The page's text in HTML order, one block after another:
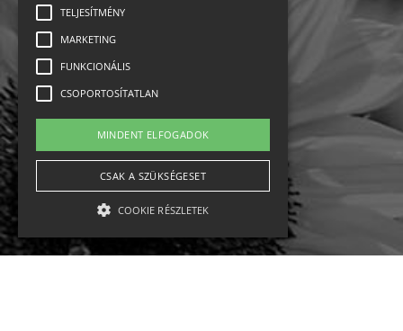
Impresszum-kapcsolat
Jogi nyilatkozat
Rólunk
English
TELJESÍTMÉNY
MARKETING
FUNKCIONÁLIS
CSOPORTOSÍTATLAN
MINDENT ELFOGADOK
CSAK A SZÜKSÉGESET
COOKIE RÉSZLETEK